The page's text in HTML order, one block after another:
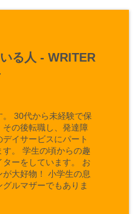
る人 - WRITER
。 30代から未経験で保
その後転職し、発達障
イサービスにパート
す。 学生の頃からの趣
ターをしています。 お
が大好物！ 小学生の息
ルマザーでもありま